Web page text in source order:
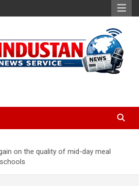
Service
on the quality of mid-day meal